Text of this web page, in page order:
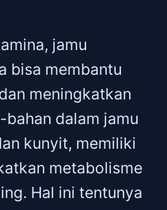
jamu
bisa membantu
meningkatkan
dalam jamu
kunyit, memiliki
metabolisme
Hal ini tentunya